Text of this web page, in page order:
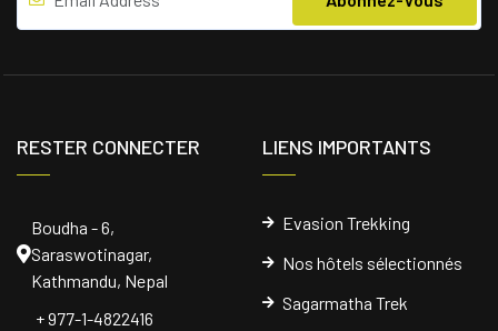
RESTER CONNECTER
Boudha - 6,
Saraswotinagar,
Kathmandu, Nepal
+ 977-1-4822416
LIENS IMPORTANTS
Evasion Trekking
Nos hôtels sélectionnés
Sagarmatha Trek